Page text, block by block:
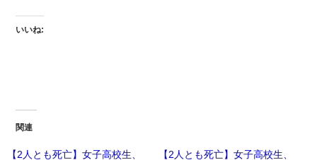
いいね:
関連
【2人とも死亡】女子高校生、
【2人とも死亡】女子高校生、